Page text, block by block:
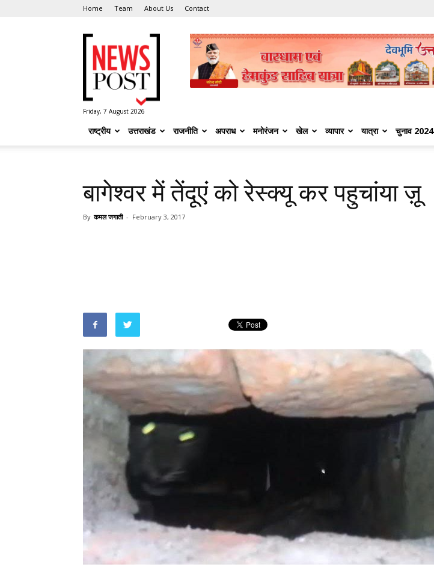
Home Team About Us Contact
Post
Friday, 7 August 2026
राष्ट्रीय उत्तराखंड राजनीति अपराध मनोरंजन खेल व्यापार यात्रा चुनाव 2024
बागेश्वर में तेंदूएं को रेस्क्यू कर पहुचांया ज़ू
By कमल जगाती - February 3, 2017